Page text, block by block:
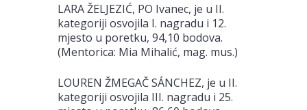
LARA ŽELJEZIĆ, PO Ivanec, je u II.
kategoriji osvojila I. nagradu i 12.
mjesto u poretku, 94,10 bodova.
(Mentorica: Mia Mihalić, mag. mus.)
LOUREN ŽMEGAČ SÁNCHEZ, je u II.
kategoriji osvojila III. nagradu i 25.